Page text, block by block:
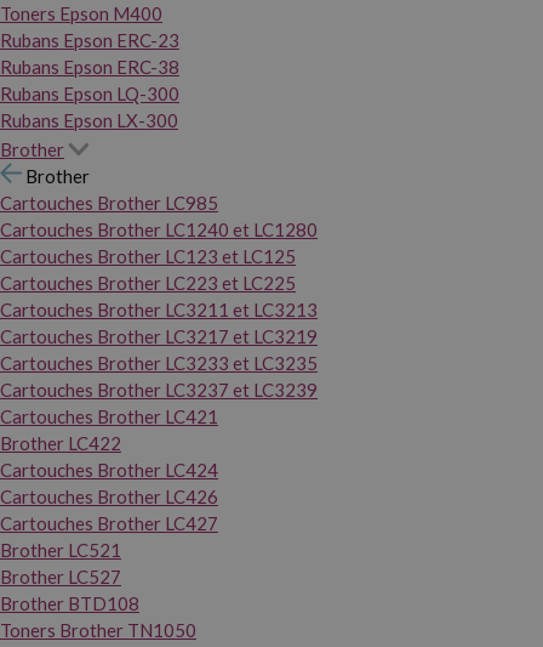
Toners Epson M400
Rubans Epson ERC-23
Rubans Epson ERC-38
Rubans Epson LQ-300
Rubans Epson LX-300
Brother
Brother
Cartouches Brother LC985
Cartouches Brother LC1240 et LC1280
Cartouches Brother LC123 et LC125
Cartouches Brother LC223 et LC225
Cartouches Brother LC3211 et LC3213
Cartouches Brother LC3217 et LC3219
Cartouches Brother LC3233 et LC3235
Cartouches Brother LC3237 et LC3239
Cartouches Brother LC421
Brother LC422
Cartouches Brother LC424
Cartouches Brother LC426
Cartouches Brother LC427
Brother LC521
Brother LC527
Brother BTD108
Toners Brother TN1050